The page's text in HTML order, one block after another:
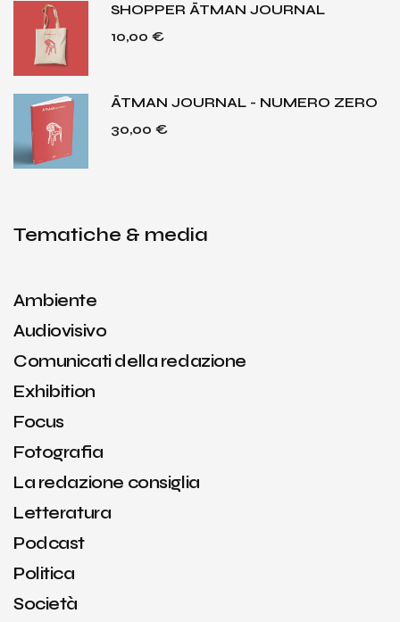
SHOPPER ĀTMAN JOURNAL
10,00 €
ĀTMAN JOURNAL - NUMERO ZERO
30,00 €
Tematiche & media
Ambiente
Audiovisivo
Comunicati della redazione
Exhibition
Focus
Fotografia
La redazione consiglia
Letteratura
Podcast
Politica
Società